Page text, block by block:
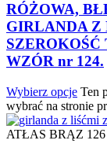
RÓŻOWA,
GIRLANDA Z
SZEROKOŚĆ
WZÓR nr 124.
Wybierz opcje Ten
wybrać na stronie
ATŁAS BRĄZ 126